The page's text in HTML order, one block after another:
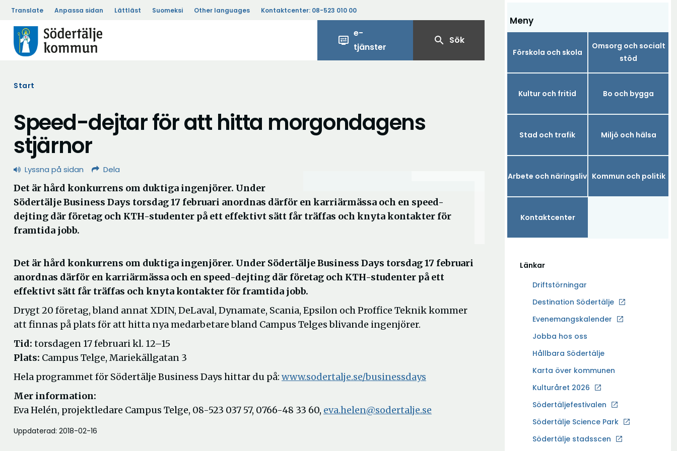
Translate Anpassa sidan Lättläst Suomeksi Other languages Kontaktcenter: 08-523 010 00
display_settings
e-
tjänster
search Sök
Meny
Förskola och skola
Omsorg och socialt
stöd
Kultur och fritid Bo och bygga
Stad och trafik Miljö och hälsa
Arbete och näringsliv Kommun och politik
Kontaktcenter
Länkar
Driftstörningar
Destination Södertälje
Ö
p
n
a
y
t
f
ö
Evenemangskalender
Jobba hos oss
Ö
p
n
a
y
t
Hållbara Södertälje
Karta över kommunen
Kulturåret 2026
Södertäljefestivalen
Södertälje Science Park
Ö
p
Södertälje stadsscen
Start
Speed-dejtar för att hitta morgondagens
stjärnor
Lyssna på sidan Dela
Det är hård konkurrens om duktiga ingenjörer. Under
Södertälje Business Days torsdag 17 februari anordnas därför en karriärmässa och en speed-
dejting där företag och KTH-studenter på ett effektivt sätt får träffas och knyta kontakter för
framtida jobb.
Det är hård konkurrens om duktiga ingenjörer. Under Södertälje Business Days torsdag 17 februari
anordnas därför en karriärmässa och en speed-dejting där företag och KTH-studenter på ett
effektivt sätt får träffas och knyta kontakter för framtida jobb.
Drygt 20 företag, bland annat XDIN, DeLaval, Dynamate, Scania, Epsilon och Proffice Teknik kommer
att finnas på plats för att hitta nya medarbetare bland Campus Telges blivande ingenjörer.
Tid: torsdagen 17 februari kl. 12–15
Plats: Campus Telge, Mariekällgatan 3
Hela programmet för Södertälje Business Days hittar du på: www.sodertalje.se/businessdays
Mer information:
Eva Helén, projektledare Campus Telge, 08-523 037 57, 0766-48 33 60, eva.helen@sodertalje.se
Uppdaterad: 2018-02-16